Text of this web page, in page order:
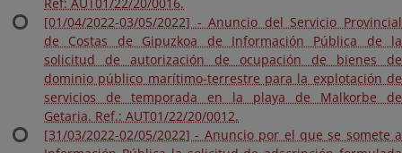
[01/04/2022-03/05/2022] - Anuncio del Servicio Provincial
de Costas de Gipuzkoa de Información Pública de la
solicitud de autorización de ocupación de bienes de
dominio público marítimo-terrestre para la explotación de
servicios de temporada en la playa de Malkorbe de
Getaria. Ref.: AUT01/22/20/0012.
[31/03/2022-02/05/2022] - Anuncio por el que se somete a